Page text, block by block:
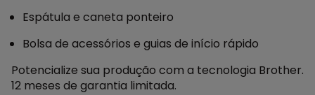
Espátula e caneta ponteiro
Bolsa de acessórios e guias de início rápido
Potencialize sua produção com a tecnologia Brother.
12 meses de garantia limitada.